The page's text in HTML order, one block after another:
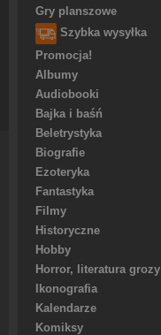
Gry planszowe
Szybka wysyłka
Promocja!
Albumy
Audiobooki
Bajka i baśń
Beletrystyka
Biografie
Ezoteryka
Fantastyka
Filmy
Historyczne
Hobby
Horror, literatura grozy
Ikonografia
Kalendarze
Komiksy